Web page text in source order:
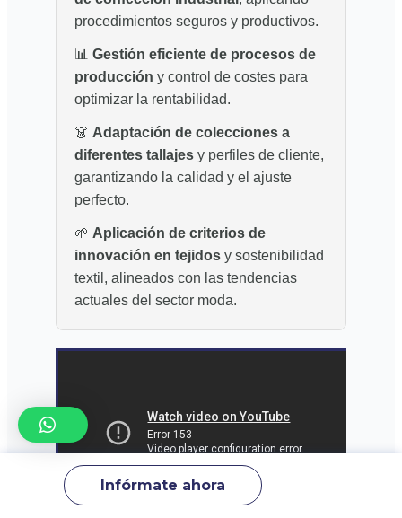
Infórmate ahora
procedimientos seguros y productivos.
📊 Gestión eficiente de procesos de
producción y control de costes para
optimizar la rentabilidad.
👗 Adaptación de colecciones a
diferentes tallajes y perfiles de cliente,
garantizando la calidad y el ajuste
perfecto.
🌱 Aplicación de criterios de
innovación en tejidos y sostenibilidad
textil, alineados con las tendencias
actuales del sector moda.